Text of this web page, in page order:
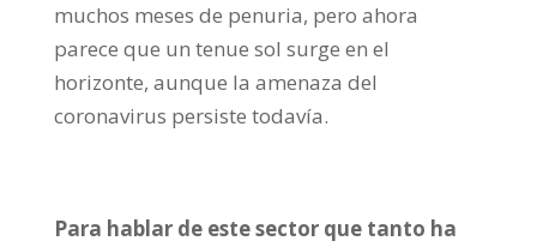
muchos meses de penuria, pero ahora
parece que un tenue sol surge en el
horizonte, aunque la amenaza del
coronavirus persiste todavía.
Para hablar de este sector que tanto ha